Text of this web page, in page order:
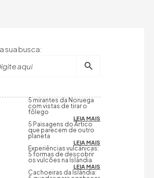
sua busca:
5 mirantes da Noruega
com vistas de tirar o
fôlego
LEIA MAIS
5 Paisagens do Ártico
que parecem de outro
planeta
LEIA MAIS
Experiências vulcânicas:
5 formas de descobrir
os vulcões na Islândia
LEIA MAIS
Cachoeiras da Islândia: